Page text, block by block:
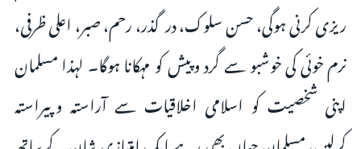
ریزی کرنی ہوگی، حسن سلوک، درگذر، رحم، صبر، اعلی ظرفی،
نرم خوئی کی خوشبو سے گرد وپیش کو مہکانا ہوگا۔ لہذا مسلمان
اپنی شخصیت کو اسلامی اخلاقیات سے آراستہ وپیراستہ